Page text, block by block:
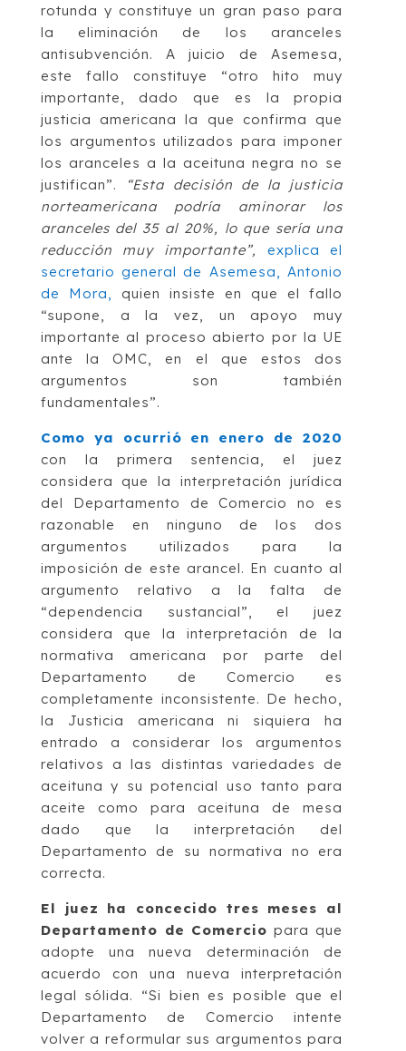
rotunda y constituye un gran paso para
la eliminación de los aranceles
antisubvención. A juicio de Asemesa,
este fallo constituye “otro hito muy
importante, dado que es la propia
justicia americana la que confirma que
los argumentos utilizados para imponer
los aranceles a la aceituna negra no se
justifican”.
“Esta decisión de la justicia
norteamericana podría aminorar los
aranceles del 35 al 20%, lo que sería una
reducción muy importante”,
explica el
secretario general de Asemesa, Antonio
de Mora, quien insiste en que el fallo
“supone, a la vez, un apoyo muy
importante al proceso abierto por la UE
ante la OMC, en el que estos dos
argumentos son también
fundamentales”.
Como ya ocurrió en enero de 2020
con la primera sentencia, el juez
considera que la interpretación jurídica
del Departamento de Comercio no es
razonable en ninguno de los dos
argumentos utilizados para la
imposición de este arancel. En cuanto al
argumento relativo a la falta de
“dependencia sustancial”, el juez
considera que la interpretación de la
normativa americana por parte del
Departamento de Comercio es
completamente inconsistente. De hecho,
la Justicia americana ni siquiera ha
entrado a considerar los argumentos
relativos a las distintas variedades de
aceituna y su potencial uso tanto para
aceite como para aceituna de mesa
dado que la interpretación del
Departamento de su normativa no era
correcta.
El juez ha concecido tres meses al
Departamento de Comercio para que
adopte una nueva determinación de
acuerdo con una nueva interpretación
legal sólida. “Si bien es posible que el
Departamento de Comercio intente
volver a reformular sus argumentos para